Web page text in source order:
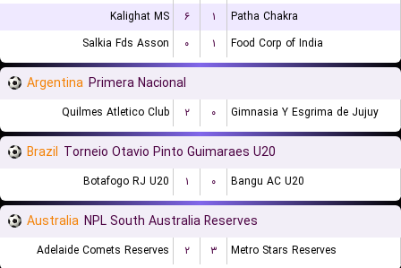
Kalighat MS
۶ ۱
Patha Chakra
Salkia Fds Asson
۰ ۱ Food Corp of India
Argentina Primera Nacional
Quilmes Atletico Club ۲ ۰ Gimnasia Y Esgrima de Jujuy
Brazil Torneio Otavio Pinto Guimaraes U20
Botafogo RJ U20 ۱ ۰ Bangu AC U20
Australia NPL South Australia Reserves
Adelaide Comets Reserves ۲ ۳ Metro Stars Reserves